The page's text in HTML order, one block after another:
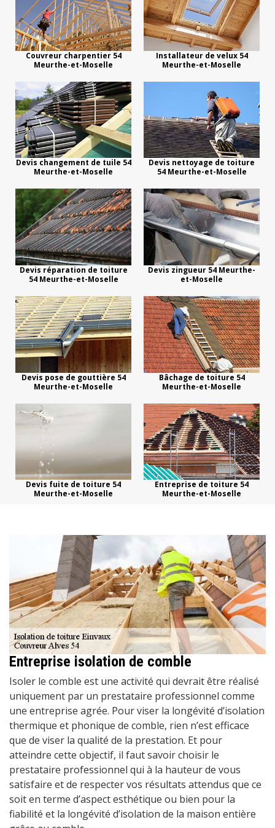
Couvreur charpentier 54
Meurthe-et-Moselle
Installateur de velux 54
Meurthe-et-Moselle
Devis changement de tuile 54
Meurthe-et-Moselle
Devis nettoyage de toiture
54 Meurthe-et-Moselle
Devis réparation de toiture
54 Meurthe-et-Moselle
Devis zingueur 54 Meurthe-
et-Moselle
Devis pose de gouttière 54
Meurthe-et-Moselle
Bâchage de toiture 54
Meurthe-et-Moselle
Devis fuite de toiture 54
Meurthe-et-Moselle
Entreprise de toiture 54
Meurthe-et-Moselle
Entreprise isolation de comble
Isoler le comble est une activité qui devrait être réalisé
uniquement par un prestataire professionnel comme
une entreprise agrée. Pour viser la longévité d’isolation
thermique et phonique de comble, rien n’est efficace
que de viser la qualité de la prestation. Et pour
atteindre cette objectif, il faut savoir choisir le
prestataire professionnel qui à la hauteur de vous
satisfaire et de respecter vos résultats attendus que ce
soit en terme d’aspect esthétique ou bien pour la
fiabilité et la longévité d’isolation de la maison entière